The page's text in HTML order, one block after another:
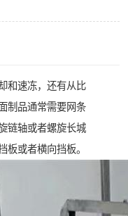
和速冻，还有从比
制品通常需要网条
链轴或者螺旋长城
板或者横向挡板。